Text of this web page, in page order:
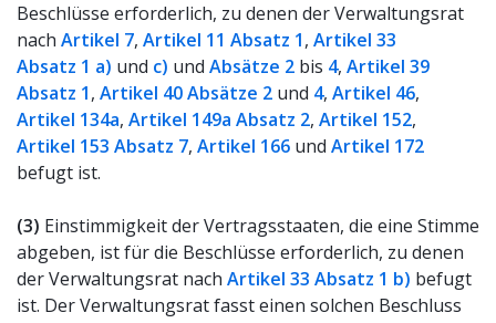
Beschlüsse erforderlich, zu denen der Verwaltungsrat
nach Artikel 7, Artikel 11 Absatz 1, Artikel 33
Absatz 1 a) und c) und Absätze 2 bis 4, Artikel 39
Absatz 1, Artikel 40 Absätze 2 und 4, Artikel 46,
Artikel 134a, Artikel 149a Absatz 2, Artikel 152,
Artikel 153 Absatz 7, Artikel 166 und Artikel 172
befugt ist.
(3) Einstimmigkeit der Vertragsstaaten, die eine Stimme
abgeben, ist für die Beschlüsse erforderlich, zu denen
der Verwaltungsrat nach Artikel 33 Absatz 1 b) befugt
ist. Der Verwaltungsrat fasst einen solchen Beschluss